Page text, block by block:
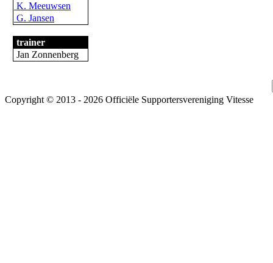
K. Meeuwsen
G. Jansen
trainer
Jan Zonnenberg
Copyright © 2013 - 2026 Officiële Supportersvereniging Vitesse